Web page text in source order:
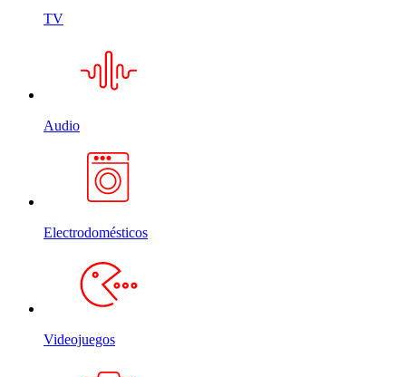
TV
Audio
Electrodomésticos
Videojuegos